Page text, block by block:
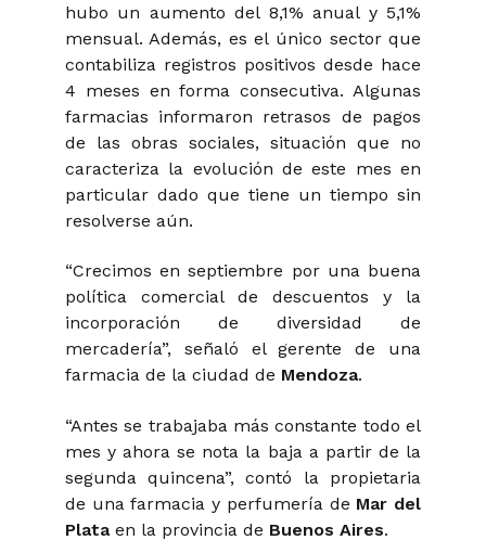
hubo un aumento del 8,1% anual y 5,1%
mensual. Además, es el único sector que
contabiliza registros positivos desde hace
4 meses en forma consecutiva. Algunas
farmacias informaron retrasos de pagos
de las obras sociales, situación que no
caracteriza la evolución de este mes en
particular dado que tiene un tiempo sin
resolverse aún.
“Crecimos en septiembre por una buena
política comercial de descuentos y la
incorporación de diversidad de
mercadería”, señaló el gerente de una
farmacia de la ciudad de Mendoza.
“Antes se trabajaba más constante todo el
mes y ahora se nota la baja a partir de la
segunda quincena”, contó la propietaria
de una farmacia y perfumería de Mar del
Plataen la provincia de Buenos Aires.